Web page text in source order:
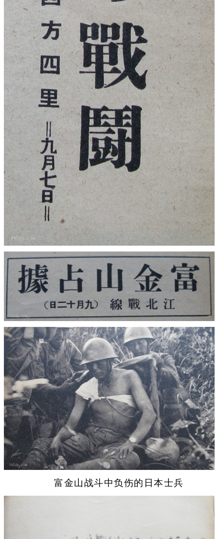
富金山战斗中负伤的日本士兵